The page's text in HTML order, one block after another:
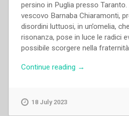
persino in Puglia presso
vescovo Barnaba Chiaramonti,
disordini luttuosi, in un’omelia,
risonanza, pose in luce le radici
possibile scorgere nella
Continue reading “Pietro
→
18 July 2023